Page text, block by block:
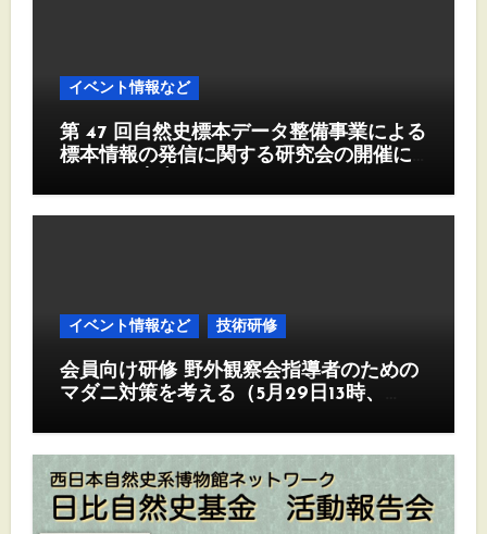
イベント情報など
第 47 回自然史標本データ整備事業による
標本情報の発信に関する研究会の開催に
イベント情報など 技術研修
会員向け研修 野外観察会指導者のための
マダニ対策を考える（5月29日13時、